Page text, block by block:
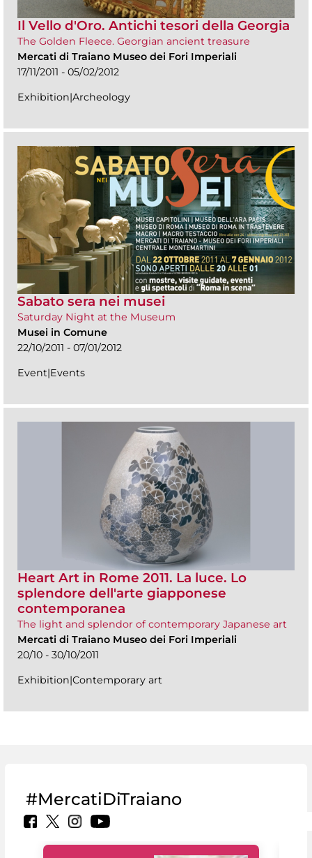
Il Vello d'Oro. Antichi tesori della Georgia
The Golden Fleece. Georgian ancient treasure
Mercati di Traiano Museo dei Fori Imperiali
17/11/2011 - 05/02/2012
Exhibition|Archeology
Sabato sera nei musei
Saturday Night at the Museum
Musei in Comune
22/10/2011 - 07/01/2012
Event|Events
Heart Art in Rome 2011. La luce. Lo
splendore dell'arte giapponese
contemporanea
The light and splendor of contemporary Japanese art
Mercati di Traiano Museo dei Fori Imperiali
20/10 - 30/10/2011
Exhibition|Contemporary art
#MercatiDiTraiano